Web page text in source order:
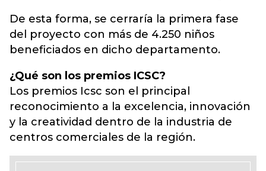
De esta forma, se cerraría la primera fase
del proyecto con más de 4.250 niños
beneficiados en dicho departamento.
¿Qué son los premios ICSC?
Los premios Icsc son el principal
reconocimiento a la excelencia, innovación
y la creatividad dentro de la industria de
centros comerciales de la región.